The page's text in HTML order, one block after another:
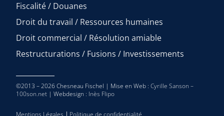
Fiscalité / Douanes
Droit du travail / Ressources humaines
Droit commercial / Résolution amiable
Restructurations / Fusions / Investissements
©2013 – 2026 Chesneau Fischel | Mise en Web : Cyrille Sanson –
100son.net | Webdesign : Inès Flipo